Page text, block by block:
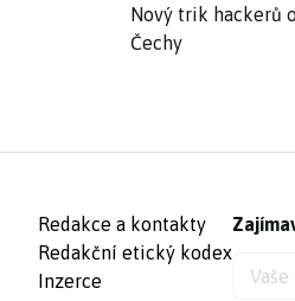
Nový trik hackerů
Čechy
Redakce a kontakty
Redakční etický kodex
Inzerce